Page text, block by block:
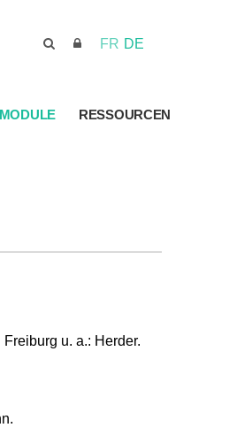
FR DE
MODULE RESSOURCEN
u. a.: Herder.